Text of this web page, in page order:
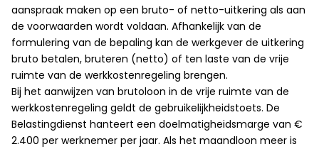
aanspraak maken op een bruto- of netto-uitkering als aan
de voorwaarden wordt voldaan. Afhankelijk van de
formulering van de bepaling kan de werkgever de uitkering
bruto betalen, bruteren (netto) of ten laste van de vrije
ruimte van de werkkostenregeling brengen.
Bij het aanwijzen van brutoloon in de vrije ruimte van de
werkkostenregeling geldt de gebruikelijkheidstoets. De
Belastingdienst hanteert een doelmatigheidsmarge van €
2.400 per werknemer per jaar. Als het maandloon meer is